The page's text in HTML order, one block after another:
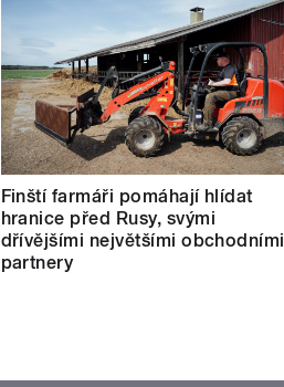
Finští farmáři pomáhají hlídat
hranice před Rusy, svými
dřívějšími největšími obchodními
partnery